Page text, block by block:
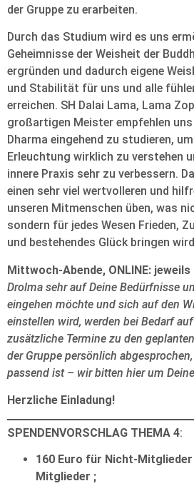
der Gruppe zu erarbeiten.
Durch das Studium wird es uns
Geheimnisse der Weisheit der
ergründen und dadurch eigene
und Stabilität für uns und alle
erreichen. SH Dalai Lama, Lama
großartigen Meister empfehlen uns
Dharma eingehend zu studieren,
Erleuchtung wirklich zu verstehen
innere Praxis sehr zu verbessern.
einen sehr viel wertvolleren und
unseren Mitmenschen üben, was
sondern für jedes Wesen Frieden,
und bestehendes Glück bringen
Mittwoch-Abende, ONLINE: jeweils
Drolma sehr auf Deine Bedürfnisse
eingehen möchte und sich auf den
einstellen wird, werden bei Bedarf
zusätzliche Termine zu den
der Gruppe persönlich
passend ist – wir bitten hier um
Herzliche Einladung!
SPENDENVORSCHLAG THEMA 4:
160 Euro für Nicht-
Mitglieder ;